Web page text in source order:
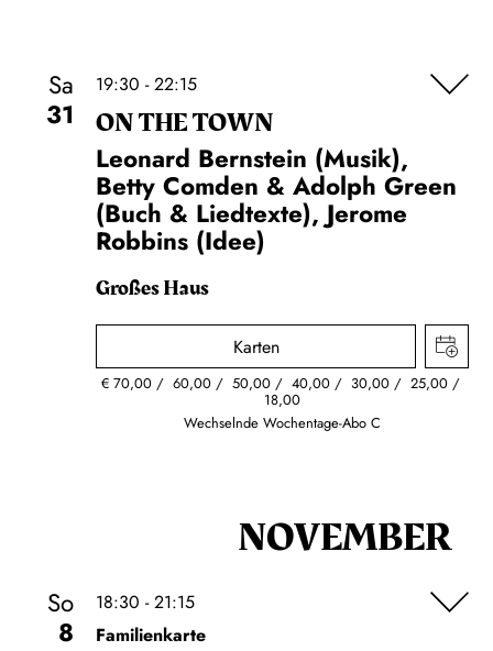
Sa
31
19:30 - 22:15
ON THE TOWN
Leonard Bernstein (Musik),
Betty Comden & Adolph Green
(Buch & Liedtexte), Jerome
Robbins (Idee)
Großes Haus
Karten
€ 70,00 60,00 50,00 40,00 30,00 25,00
18,00
Wechselnde Wochentage-Abo C
NOVEMBER
So
8
18:30 - 21:15
Familienkarte